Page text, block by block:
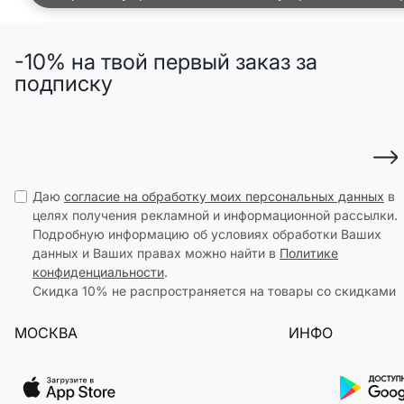
ДЕВОЧКИ
МАЛЫШИ только онлайн
НОВИНКИ
ТЕКСТИЛЬ
ПОСУДА
ДЕКОР
ВАННАЯ
-10% на твой первый заказ за
подписку
Даю согласие на обработку моих персональных данных в
целях получения рекламной и информационной рассылки.
Подробную информацию об условиях обработки Ваших
данных и Ваших правах можно найти в Политике
конфиденциальности.
Скидка 10% не распространяется на товары со скидками
МОСКВА ИНФО